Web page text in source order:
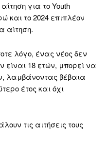
για το Youth
και το 2024 επιπλέον
αίτηση.
λόγο, ένας νέος δεν
είναι 18 ετών, μπορεί να
λαμβάνοντας βέβαια
έτος και όχι
τις αιτήσεις τους